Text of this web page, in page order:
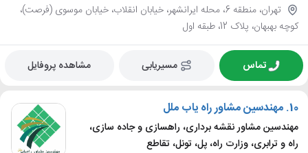
تهران، منطقه 6، محله ایرانشهر، خیابان انقلاب، خیابان موسوی (فرصت)،
کوچه بهبهان، پلاک 12، طبقه اول
تماس مسیریابی مشاهده پروفایل
10. مهندسین مشاور راه یاب ملل
مهندسین مشاور نقشه برداری، راهسازی و جاده سازی،
راه و ترابری، وزارت راه، پل، تونل، تقاطع